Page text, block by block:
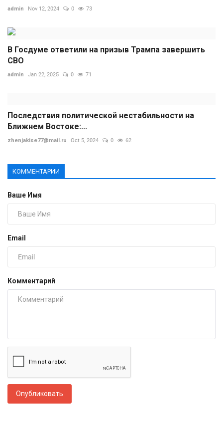
admin Nov 12, 2024 0 73
В Госдуме ответили на призыв Трампа завершить
СВО
admin Jan 22, 2025 0 71
Последствия политической нестабильности на
Ближнем Востоке:...
zhenjakise77@mail.ru Oct 5, 2024 0 62
КОММЕНТАРИИ
Ваше Имя
Email
Комментарий
Опубликовать